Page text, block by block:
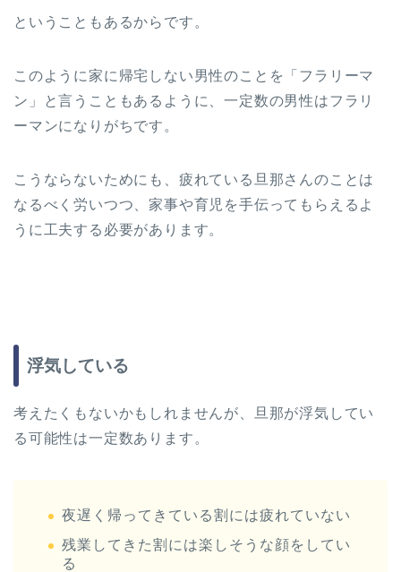
ということもあるからです。
このように家に帰宅しない男性のことを「フラリーマ
ン」と言うこともあるように、一定数の男性はフラリ
ーマンになりがちです。
こうならないためにも、疲れている旦那さんのことは
なるべく労いつつ、家事や育児を手伝ってもらえるよ
うに工夫する必要があります。
浮気している
考えたくもないかもしれませんが、旦那が浮気してい
る可能性は一定数あります。
夜遅く帰ってきている割には疲れていない
残業してきた割には楽しそうな顔をしてい
る